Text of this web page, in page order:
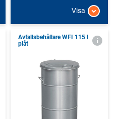
Visa
Avfallsbehållare WFI 115 l
plåt